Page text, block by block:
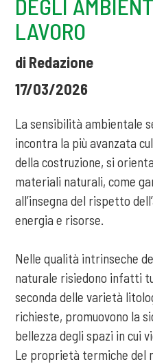
DEGLI
LAVORO
di Redazione
17/03/2026
La sensibilità ambientale
incontra la più avanzata
della costruzione, si
materiali naturali, come
all’insegna del rispetto
energia e risorse.
Nelle qualità intrinseche
naturale risiedono infatti
seconda delle varietà
richieste, promuovono la
bellezza degli spazi in cui
Le proprietà termiche del